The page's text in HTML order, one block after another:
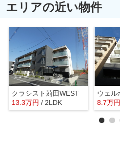
エリアの近い物件
クラシスト苅田WEST
13.3万円 / 2LDK
8.7万円